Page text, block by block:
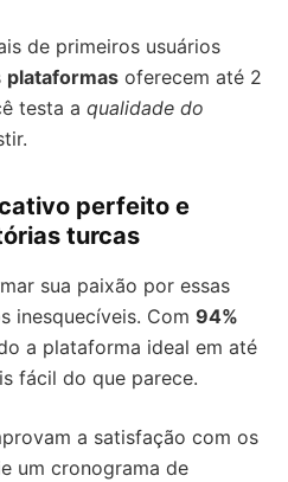
de primeiros usuários
plataformas oferecem até 2
testa a qualidade do
perfeito e
turcas
sua paixão por essas
inesquecíveis. Com 94%
a plataforma ideal em até
fácil do que parece.
a satisfação com os
um cronograma de